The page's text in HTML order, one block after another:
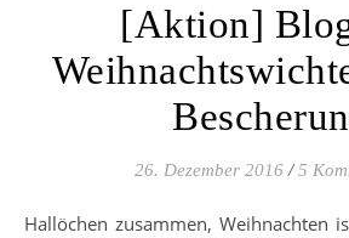
[Aktion]
26. Dezember 2016 / 5
Hallöchen zusammen, Weihnachten ist so gut wie vorbei.